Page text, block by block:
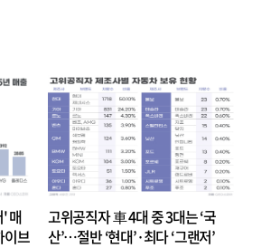
매
브
고위공직자 車 4대 중 3대는 ‘국
산’…절반 ‘현대’·최다 ‘그랜저’